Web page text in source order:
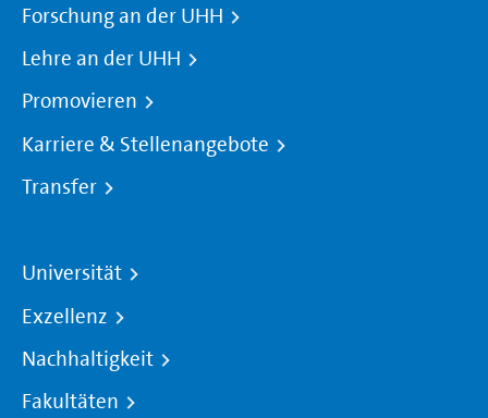
Forschung an der UHH
Lehre an der UHH
Promovieren
Karriere & Stellenangebote
Transfer
Universität
Exzellenz
Nachhaltigkeit
Fakultäten